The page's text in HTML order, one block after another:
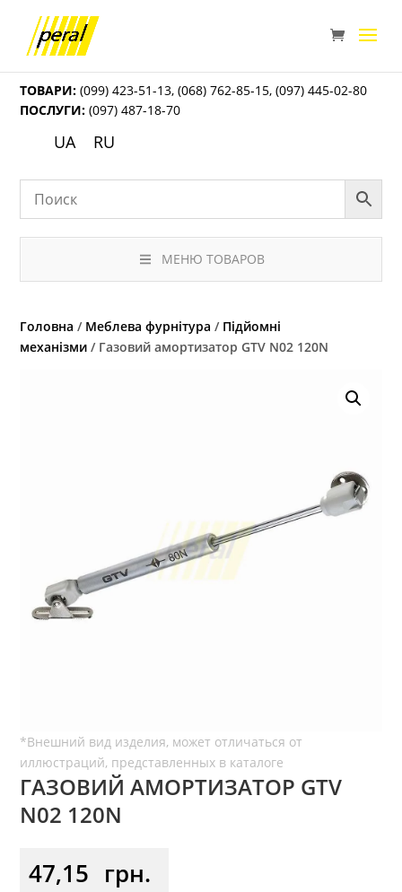
ТОВАРИ: (099) 423-51-13,(068) 762-85-15,(097) 445-02-80
ПОСЛУГИ: (097) 487-18-70
UA RU
МЕНЮ ТОВАРОВ
Головна / Меблева фурнітура / Підйомні
механізми / Газовий амортизатор GTV N02 120N
ГАЗОВИЙ АМОРТИЗАТОР GTV
N02 120N
47,15 грн.